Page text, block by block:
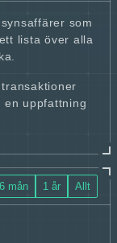
som
lista över alla
en uppfattning
6 mån 1 år Allt